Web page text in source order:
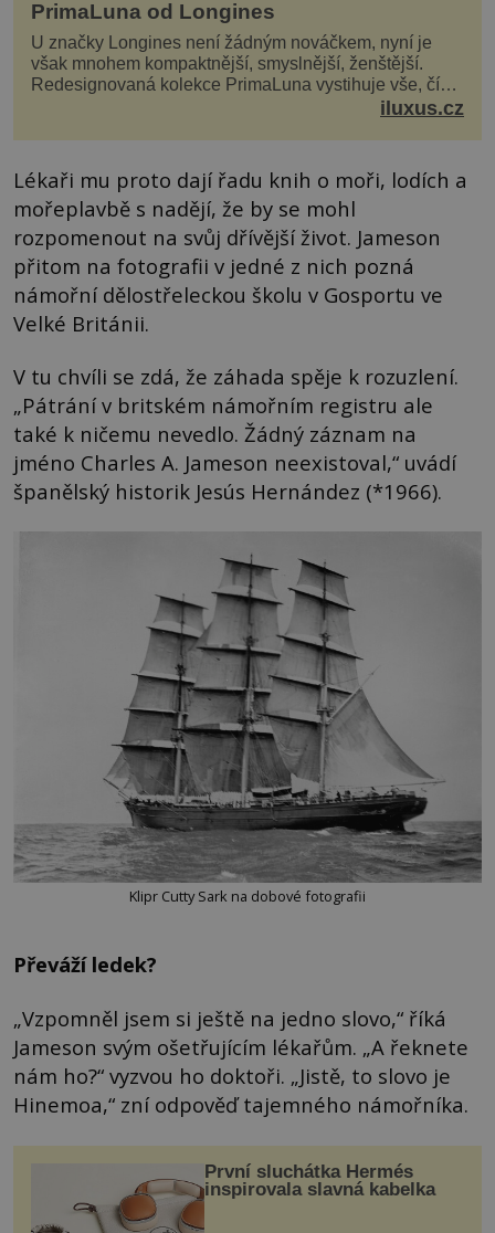
PrimaLuna od Longines
U značky Longines není žádným nováčkem, nyní je
však mnohem kompaktnější, smyslnější, ženštější.
Redesignovaná kolekce PrimaLuna vystihuje vše, čím
je značka Longines dnes a čím byla i před sto dvacet...
iluxus.cz
Lékaři mu proto dají řadu knih o moři, lodích a
mořeplavbě s nadějí, že by se mohl
rozpomenout na svůj dřívější život. Jameson
přitom na fotografii v jedné z nich pozná
námořní dělostřeleckou školu v Gosportu ve
Velké Británii.
V tu chvíli se zdá, že záhada spěje k rozuzlení.
„Pátrání v britském námořním registru ale
také k ničemu nevedlo. Žádný záznam na
jméno Charles A. Jameson neexistoval,“ uvádí
španělský historik Jesús Hernández (*1966).
Klipr Cutty Sark na dobové fotografii
Převáží ledek?
„Vzpomněl jsem si ještě na jedno slovo,“ říká
Jameson svým ošetřujícím lékařům. „A řeknete
nám ho?“ vyzvou ho doktoři. „Jistě, to slovo je
Hinemoa,“ zní odpověď tajemného námořníka.
První sluchátka Hermés
inspirovala slavná kabelka